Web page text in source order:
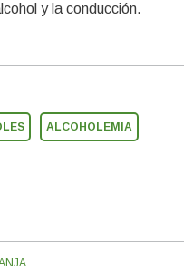
y la conducción.
ALCOHOLEMIA